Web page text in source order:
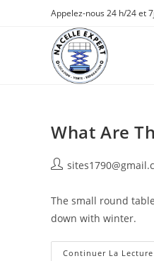
Appelez-nous 24 h/24 et
What Are
Auteur/autrice
la
publication :
The small round
down with winter.
Continuer La Lecture